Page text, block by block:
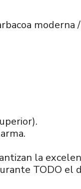
moderna
la
TODO el